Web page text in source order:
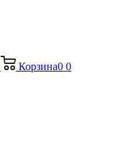
Корзина0 0